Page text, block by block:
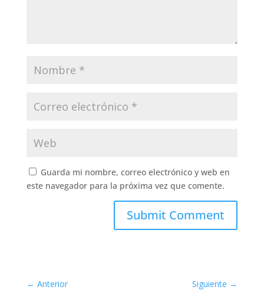
Guarda mi nombre, correo electrónico y web en
este navegador para la próxima vez que comente.
Submit Comment
← Anterior Siguiente →